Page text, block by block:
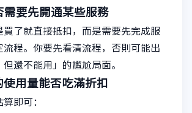
需要先開通某些服務
買了就直接抵扣，而是需要先完成服
流程。你要先看清流程，否則可能出
還不能用」的尷尬局面。
使用量能否吃滿折扣
即可：